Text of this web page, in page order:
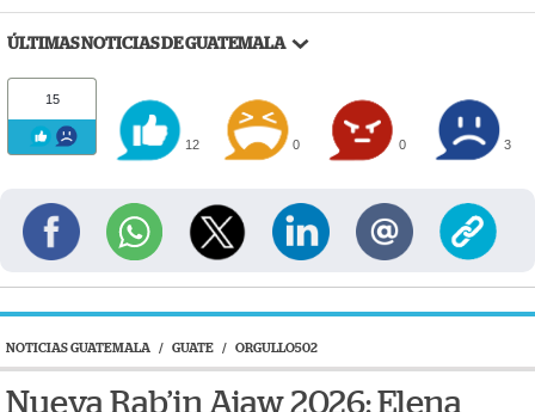
ÚLTIMAS NOTICIAS DE GUATEMALA
15
12 0 0 3
NOTICIAS GUATEMALA / GUATE / ORGULLO502
Nueva Rab’in Ajaw 2026: Elena